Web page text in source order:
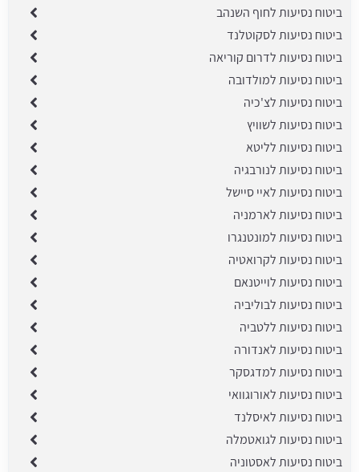
ביטוח נסיעות לחוף השנהב
ביטוח נסיעות לסקוטלנד
ביטוח נסיעות לדרום קוריאה
ביטוח נסיעות למולדובה
ביטוח נסיעות לצ'כיה
ביטוח נסיעות לשוויץ
ביטוח נסיעות לליטא
ביטוח נסיעות לנורבגיה
ביטוח נסיעות לאיי סיישל
ביטוח נסיעות לארמניה
ביטוח נסיעות למונטנגרו
ביטוח נסיעות לקרואטיה
ביטוח נסיעות לוייטנאם
ביטוח נסיעות לבוליביה
ביטוח נסיעות ללטביה
ביטוח נסיעות לאנדורה
ביטוח נסיעות למדגסקר
ביטוח נסיעות לאורוגוואי
ביטוח נסיעות לאיסלנד
ביטוח נסיעות לגואטמלה
ביטוח נסיעות לאסטוניה